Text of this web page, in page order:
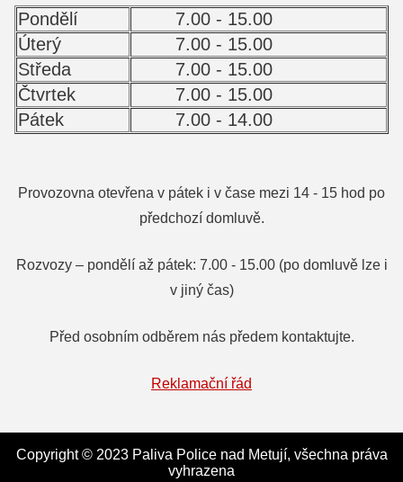
Pondělí
7.00 - 15.00
Úterý
7.00 - 15.00
Středa
7.00 - 15.00
Čtvrtek
7.00 - 15.00
Pátek
7.00 - 14.00
Provozovna otevřena v pátek i v čase mezi 14 - 15 hod po
předchozí domluvě.
Rozvozy – pondělí až pátek: 7.00 - 15.00 (po domluvě lze i
v jiný čas)
Před osobním odběrem nás předem kontaktujte.
Reklamační řád
Copyright © 2023 Paliva Police nad Metují, všechna práva
vyhrazena